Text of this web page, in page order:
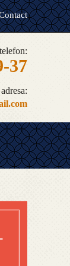
37